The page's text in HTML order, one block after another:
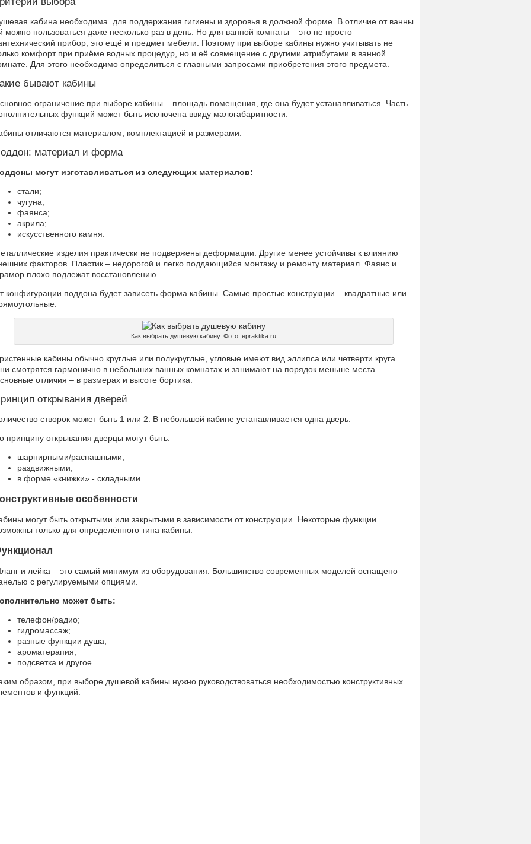
кабина необходима для поддержания гигиены и здоровья в должной форме. В отличие от ванны
можно пользоваться даже несколько раз в день. Но для ванной комнаты – это не просто
прибор, это ещё и предмет мебели. Поэтому при выборе кабины нужно учитывать не
комфорт при приёме водных процедур, но и её совмещение с другими атрибутами в ванной
Для этого необходимо определиться с главными запросами приобретения этого предмета.
бывают кабины
ограничение при выборе кабины – площадь помещения, где она будет устанавливаться. Часть
функций может быть исключена ввиду малогабаритности.
отличаются материалом, комплектацией и размерами.
материал и форма
могут изготавливаться из следующих материалов:
стали;
чугуна;
фаянса;
акрила;
искусственного камня.
изделия практически не подвержены деформации. Другие менее устойчивы к влиянию
факторов. Пластик – недорогой и легко поддающийся монтажу и ремонту материал. Фаянс и
плохо подлежат восстановлению.
конфигурации поддона будет зависеть форма кабины. Самые простые конструкции – квадратные или
Как выбрать душевую кабину. Фото: epraktika.ru
кабины обычно круглые или полукруглые, угловые имеют вид эллипса или четверти круга.
смотрятся гармонично в небольших ванных комнатах и занимают на порядок меньше места.
отличия – в размерах и высоте бортика.
открывания дверей
створок может быть 1 или 2. В небольшой кабине устанавливается одна дверь.
принципу открывания дверцы могут быть:
шарнирными/распашными;
раздвижными;
в форме «книжки» - складными.
особенности
могут быть открытыми или закрытыми в зависимости от конструкции. Некоторые функции
только для определённого типа кабины.
и лейка – это самый минимум из оборудования. Большинство современных моделей оснащено
с регулируемыми опциями.
может быть:
телефон/радио;
гидромассаж;
разные функции душа;
ароматерапия;
подсветка и другое.
образом, при выборе душевой кабины нужно руководствоваться необходимостью конструктивных
и функций.